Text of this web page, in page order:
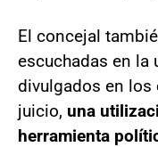
El concejal
escuchadas en la
divulgados en los
juicio, una
herramienta